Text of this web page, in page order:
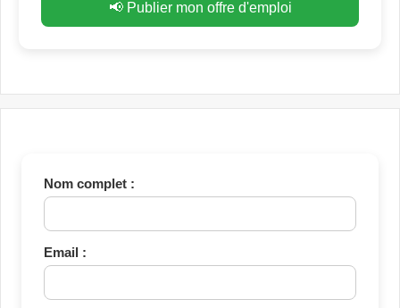
📢 Publier mon offre d'emploi
Nom complet :
Email :